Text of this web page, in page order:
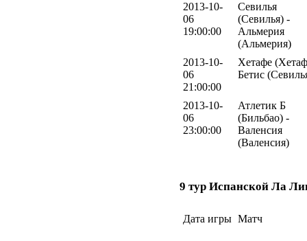
2013-10-
06
19:00:00
Севилья
(Севилья) -
Альмерия
(Альмерия)
2013-10-
06
21:00:00
Хетафе
Бетис
2013-10-
06
23:00:00
Атлетик Б
(Бильбао) -
Валенсия
(Валенсия)
9 тур Испанской Ла
Дата игры Матч